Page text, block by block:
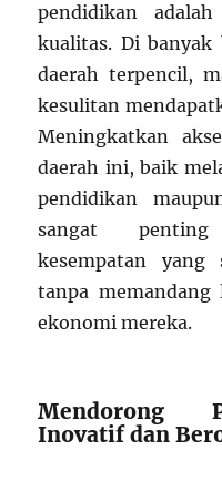
pendidikan
kualitas. Di
daerah terpencil,
kesulitan
Meningkatkan
daerah ini, baik
pendidikan
sangat
kesempatan
tanpa memandang
ekonomi mereka.
Mendorong
Inovatif dan